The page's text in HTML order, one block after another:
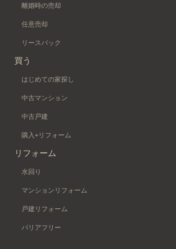
離婚時の売却
任意売却
リースバック
買う
はじめての家探し
中古マンション
中古戸建
購入+リフォーム
リフォーム
水回り
マンションリフォーム
戸建リフォーム
バリアフリー